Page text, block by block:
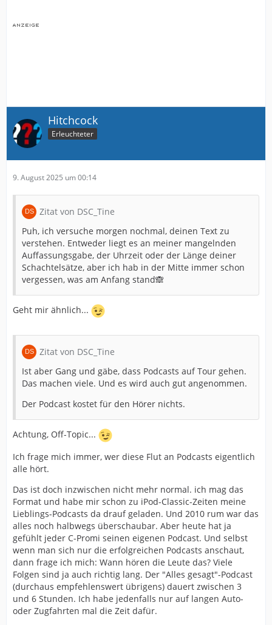
Hitchcock
Erleuchteter
9. August 2025 um 00:14
Zitat von DSC_Tine
Puh, ich versuche morgen nochmal, deinen Text zu
verstehen. Entweder liegt es an meiner mangelnden
Auffassungsgabe, der Uhrzeit oder der Länge deiner
Schachtelsätze, aber ich hab in der Mitte immer schon
vergessen, was am Anfang stand🙈
Geht mir ähnlich...
Zitat von DSC_Tine
Ist aber Gang und gäbe, dass Podcasts auf Tour gehen.
Das machen viele. Und es wird auch gut angenommen.
Der Podcast kostet für den Hörer nichts.
Achtung, Off-Topic...
Ich frage mich immer, wer diese Flut an Podcasts eigentlich
alle hört.
Das ist doch inzwischen nicht mehr normal. ich mag das
Format und habe mir schon zu iPod-Classic-Zeiten meine
Lieblings-Podcasts da drauf geladen. Und 2010 rum war das
alles noch halbwegs überschaubar. Aber heute hat ja
gefühlt jeder C-Promi seinen eigenen Podcast. Und selbst
wenn man sich nur die erfolgreichen Podcasts anschaut,
dann frage ich mich: Wann hören die Leute das? Viele
Folgen sind ja auch richtig lang. Der "Alles gesagt"-Podcast
(durchaus empfehlenswert übrigens) dauert zwischen 3
und 6 Stunden. Ich habe jedenfalls nur auf langen Auto-
oder Zugfahrten mal die Zeit dafür.